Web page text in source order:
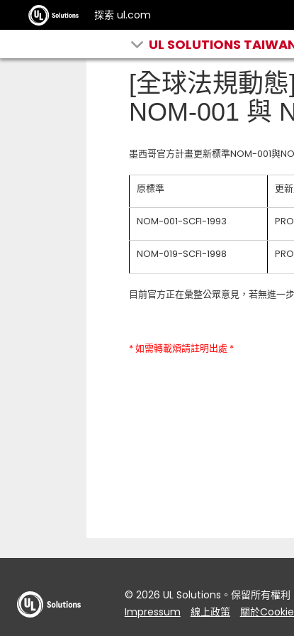
探索 ul.com
UL SOLUTIONS
[全球法規動
NOM-001 與
墨西哥官方計畫更新標準NOM-001與
原標準 更
NOM-001-SCFI-1993
NOM-019-SCFI-1998
目前官方正在彙整公眾意見，若無進一
* 如需轉載煩請註明出處 *
© 2026 UL Solutions。保留所有權利
Impressum
線上政策 關於